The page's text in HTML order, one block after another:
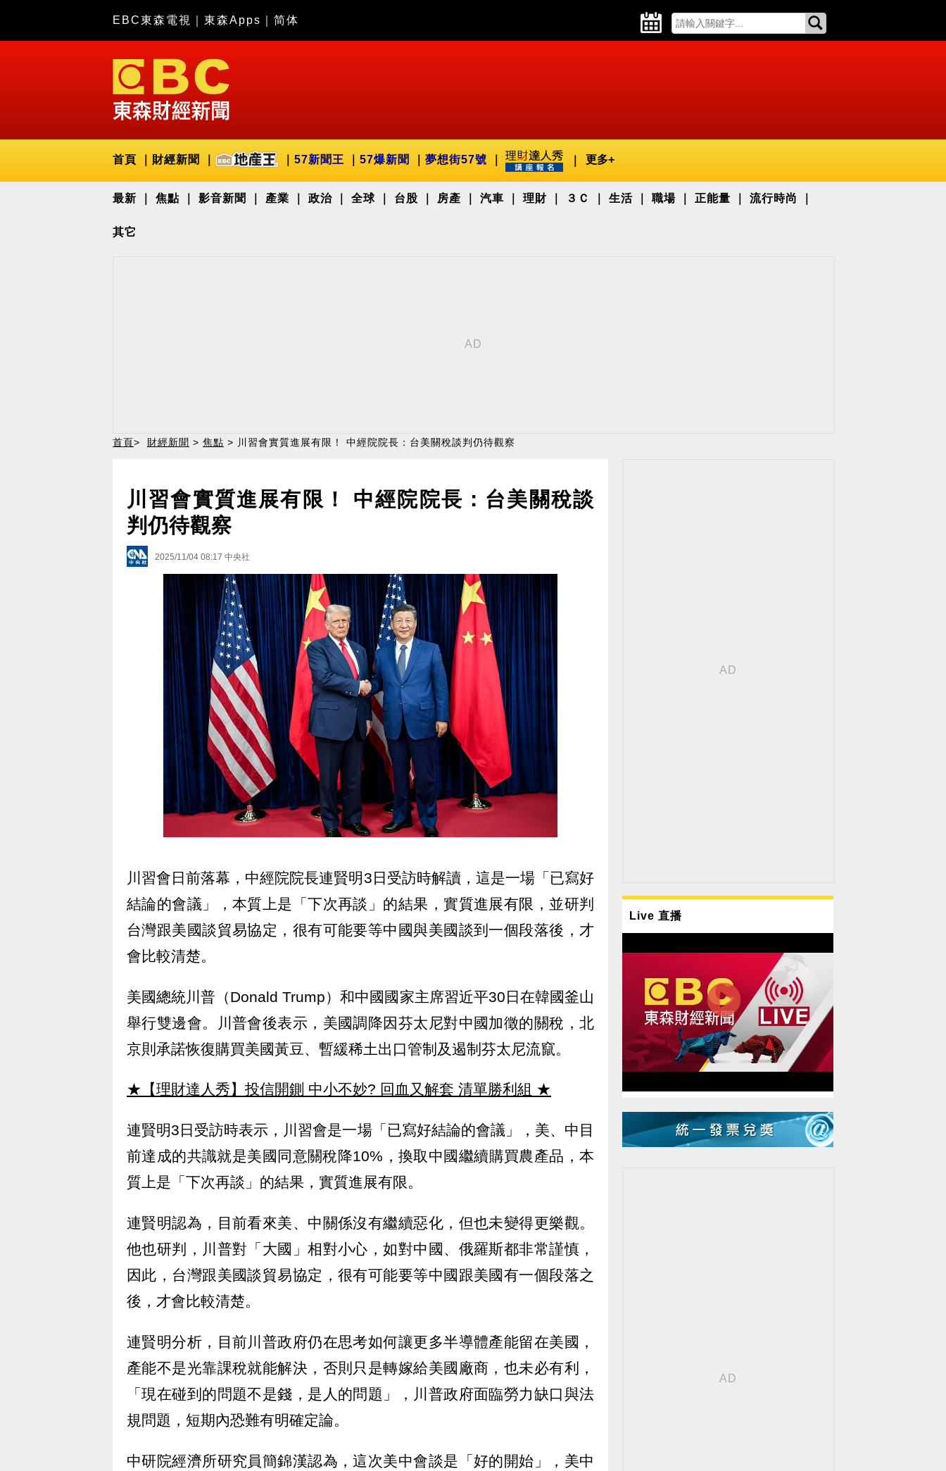
EBC東森電視 東森Apps 简体
首頁 財經新聞 57新聞王 57爆新聞 夢想街57號 更多+
最新 焦點 影音新聞 產業 政治 全球 台股 房產 汽車 理財 ３Ｃ 生活 職場 正能量 流行時尚
其它
首頁> 財經新聞 > 焦點 > 川習會實質進展有限！ 中經院院長：台美關稅談判仍待觀察
川習會實質進展有限！ 中經院院長：台美關稅談
判仍待觀察
2025/11/04 08:17 中央社
川習會日前落幕，中經院院長連賢明3日受訪時解讀，這是一場「已寫好
結論的會議」，本質上是「下次再談」的結果，實質進展有限，並研判
台灣跟美國談貿易協定，很有可能要等中國與美國談到一個段落後，才
會比較清楚。
美國總統川普（Donald Trump）和中國國家主席習近平30日在韓國釜山
舉行雙邊會。川普會後表示，美國調降因芬太尼對中國加徵的關稅，北
京則承諾恢復購買美國黃豆、暫緩稀土出口管制及遏制芬太尼流竄。
★【理財達人秀】投信開鍘 中小不妙? 回血又解套 清單勝利組 ★
連賢明3日受訪時表示，川習會是一場「已寫好結論的會議」，美、中目
前達成的共識就是美國同意關稅降10%，換取中國繼續購買農產品，本
質上是「下次再談」的結果，實質進展有限。
連賢明認為，目前看來美、中關係沒有繼續惡化，但也未變得更樂觀。
他也研判，川普對「大國」相對小心，如對中國、俄羅斯都非常謹慎，
因此，台灣跟美國談貿易協定，很有可能要等中國跟美國有一個段落之
後，才會比較清楚。
連賢明分析，目前川普政府仍在思考如何讓更多半導體產能留在美國，
產能不是光靠課稅就能解決，否則只是轉嫁給美國廠商，也未必有利，
「現在碰到的問題不是錢，是人的問題」，川普政府面臨勞力缺口與法
規問題，短期內恐難有明確定論。
中研院經濟所研究員簡錦漢認為，這次美中會談是「好的開始」，美中
Live 直播